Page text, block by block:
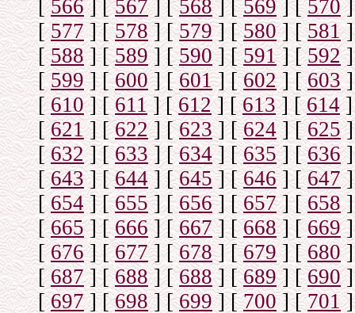
[566] [567] [568] [569] [570]
[577] [578] [579] [580] [581]
[588] [589] [590] [591] [592]
[599] [600] [601] [602] [603]
[610] [611] [612] [613] [614]
[621] [622] [623] [624] [ 625]
[632] [633] [634] [635] [636]
[643] [644] [645] [646] [647]
[654] [655] [656] [657] [658]
[665] [666] [667] [668] [669]
[676] [677] [678] [679] [ 680]
[687] [688] [688] [689] [690]
[697] [698] [699] [700] [701]